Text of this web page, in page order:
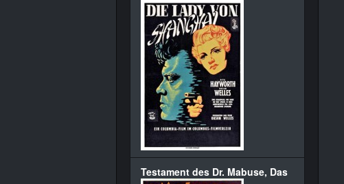
Testament des Dr. Mabuse, Das